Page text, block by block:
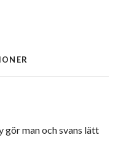
gör man och svans lätt